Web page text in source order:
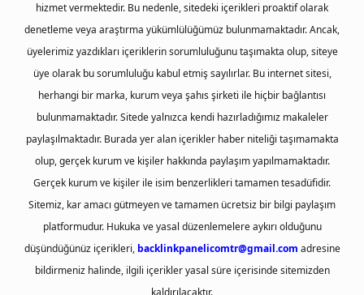
hizmet vermektedir. Bu nedenle, sitedeki içerikleri proaktif olarak
denetleme veya araştırma yükümlülüğümüz bulunmamaktadır. Ancak,
üyelerimiz yazdıkları içeriklerin sorumluluğunu taşımakta olup, siteye
üye olarak bu sorumluluğu kabul etmiş sayılırlar. Bu internet sitesi,
herhangi bir marka, kurum veya şahıs şirketi ile hiçbir bağlantısı
bulunmamaktadır. Sitede yalnızca kendi hazırladığımız makaleler
paylaşılmaktadır. Burada yer alan içerikler haber niteliği taşımamakta
olup, gerçek kurum ve kişiler hakkında paylaşım yapılmamaktadır.
Gerçek kurum ve kişiler ile isim benzerlikleri tamamen tesadüfidir.
Sitemiz, kar amacı gütmeyen ve tamamen ücretsiz bir bilgi paylaşım
platformudur. Hukuka ve yasal düzenlemelere aykırı olduğunu
düşündüğünüz içerikleri, backlinkpanelicomtr@gmail.com adresine
bildirmeniz halinde, ilgili içerikler yasal süre içerisinde sitemizden
kaldırılacaktır.